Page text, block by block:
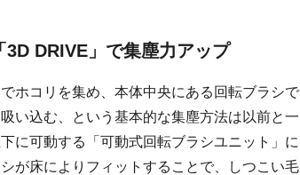
DRIVE」で集塵力アップ
ホコリを集め、本体中央にある回転ブラシで
い込む、という基本的な集塵方法は以前と一
に可動する「可動式回転ブラシユニット」に
が床によりフィットすることで、しつこい毛